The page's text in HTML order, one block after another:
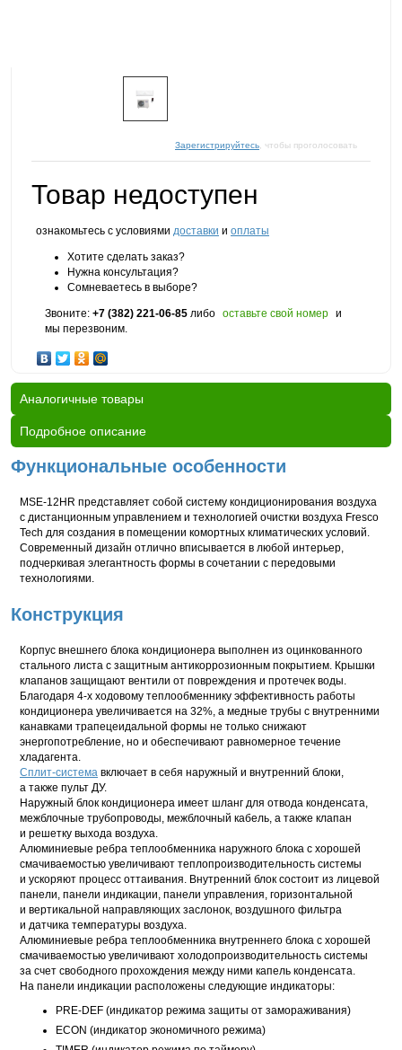
Зарегистрируйтесь , чтобы проголосовать
Товар недоступен
ознакомьтесь с условиями доставки и оплаты
Хотите сделать заказ?
Нужна консультация?
Сомневаетесь в выборе?
Звоните: +7 (382) 221-06-85 либо оставьте свой номер и
мы перезвоним.
Аналогичные товары
Подробное описание
Функциональные особенности
MSE-12HR представляет собой систему кондиционирования воздуха
с дистанционным управлением и технологией очистки воздуха Fresco
Tech для создания в помещении комортных климатических условий.
Современный дизайн отлично вписывается в любой интерьер,
подчеркивая элегантность формы в сочетании с передовыми
технологиями.
Конструкция
Корпус внешнего блока кондиционера выполнен из оцинкованного
стального листа с защитным антикоррозионным покрытием. Крышки
клапанов защищают вентили от повреждения и протечек воды.
Благодаря 4-х ходовому теплообменнику эффективность работы
кондиционера увеличивается на 32%, а медные трубы с внутренними
канавками трапецеидальной формы не только снижают
энергопотребление, но и обеспечивают равномерное течение
хладагента.
Сплит-система включает в себя наружный и внутренний блоки,
а также пульт ДУ.
Наружный блок кондиционера имеет шланг для отвода конденсата,
межблочные трубопроводы, межблочный кабель, а также клапан
и решетку выхода воздуха.
Алюминиевые ребра теплообменника наружного блока с хорошей
смачиваемостью увеличивают теплопроизводительность системы
и ускоряют процесс оттаивания. Внутренний блок состоит из лицевой
панели, панели индикации, панели управления, горизонтальной
и вертикальной направляющих заслонок, воздушного фильтра
и датчика температуры воздуха.
Алюминиевые ребра теплообменника внутреннего блока с хорошей
смачиваемостью увеличивают холодопроизводительность системы
за счет свободного прохождения между ними капель конденсата.
На панели индикации расположены следующие индикаторы:
PRE-DEF (индикатор режима защиты от замораживания)
ECON (индикатор экономичного режима)